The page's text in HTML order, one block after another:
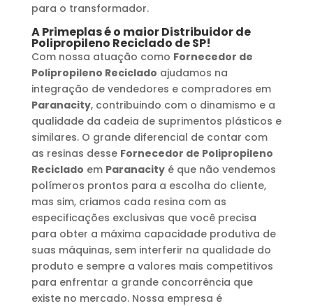
para o transformador.
A Primeplas é o maiorDistribuidor de
Polipropileno Reciclado de SP!
Com nossa atuação como Fornecedor de
Polipropileno Reciclado ajudamos na
integração de vendedores e compradores em
Paranacity, contribuindo com o dinamismo e a
qualidade da cadeia de suprimentos plásticos e
similares. O grande diferencial de contar com
as resinas desse Fornecedor de Polipropileno
Reciclado em Paranacityé que não vendemos
polímeros prontos para a escolha do cliente,
mas sim, criamos cada resina com as
especificações exclusivas que você precisa
para obter a máxima capacidade produtiva de
suas máquinas, sem interferir na qualidade do
produto e sempre a valores mais competitivos
para enfrentar a grande concorrência que
existe no mercado. Nossa empresa é